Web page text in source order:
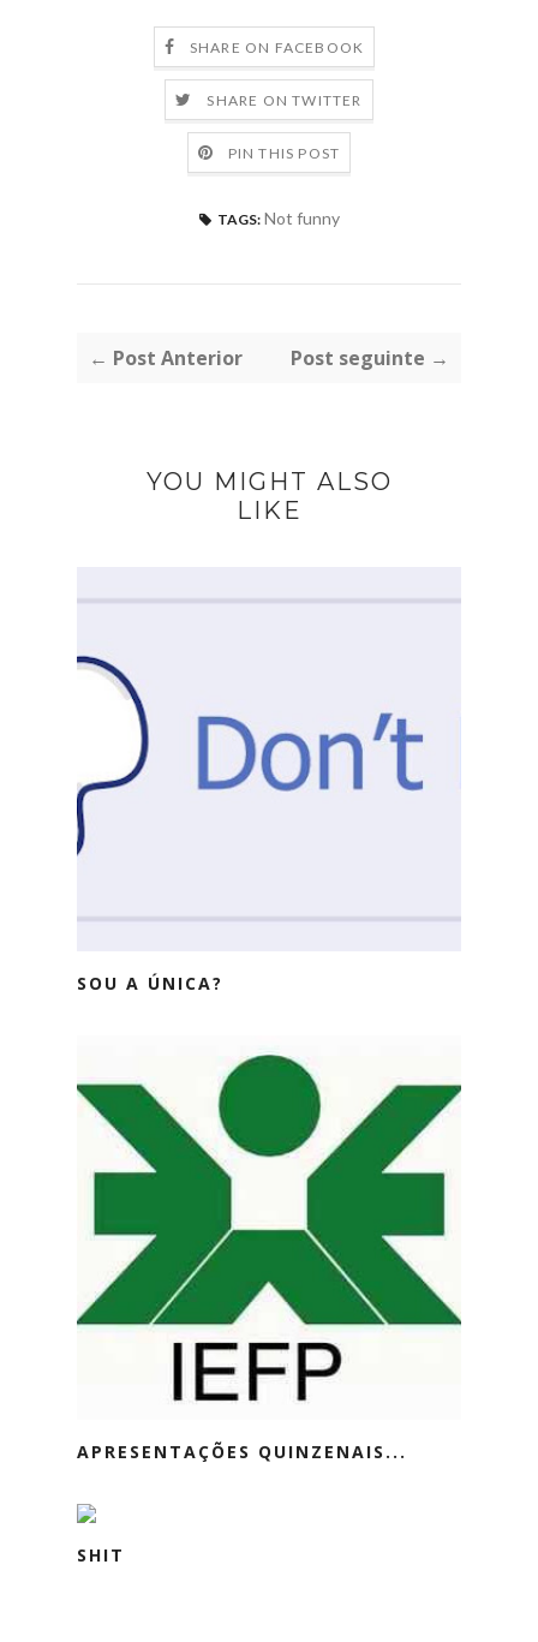
SHARE ON FACEBOOK
SHARE ON TWITTER
PIN THIS POST
TAGS: Not funny
← Post Anterior Post seguinte →
YOU MIGHT ALSO
LIKE
SOU A ÚNICA?
APRESENTAÇÕES QUINZENAIS...
SHIT